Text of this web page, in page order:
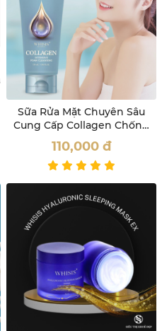
Sữa Rửa Mặt Chuyên Sâu
Cung Cấp Collagen Chống
Lão Hóa Da Whisis
110,000 đ